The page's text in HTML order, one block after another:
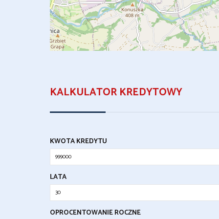
KALKULATOR KREDYTOWY
KWOTA KREDYTU
LATA
OPROCENTOWANIE ROCZNE